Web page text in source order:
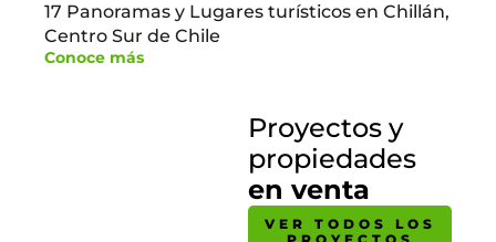
17 Panoramas y Lugares turísticos en Chillán,
Centro Sur de Chile
Conoce más
Proyectos y
propiedades
en venta
VER TODOS LOS